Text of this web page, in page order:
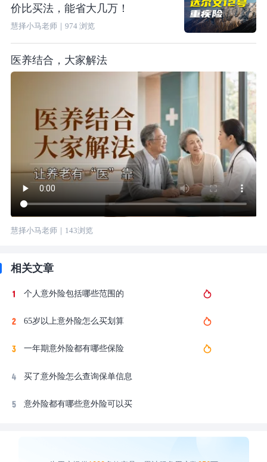
价比买法，能省大几万！
慧择小马老师｜ 974浏览
医养结合，大家解法
慧择小马老师｜ 143浏览
相关文章
个人意外险包括哪些范围的
65岁以上意外险怎么买划算
一年期意外险都有哪些保险
买了意外险怎么查询保单信息
意外险都有哪些意外险可以买